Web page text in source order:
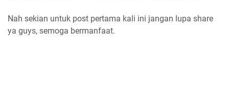
Nah sekian untuk post pertama kali ini jangan lupa share
ya guys, semoga bermanfaat.